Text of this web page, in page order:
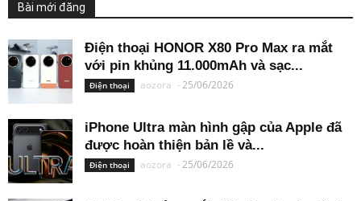
Bài mới đăng
Điện thoại HONOR X80 Pro Max ra mắt
với pin khủng 11.000mAh và sạc...
Điện thoại aozora -25/06/2026
iPhone Ultra màn hình gập của Apple đã
được hoàn thiện bản lề và...
Điện thoại aozora -25/06/2026